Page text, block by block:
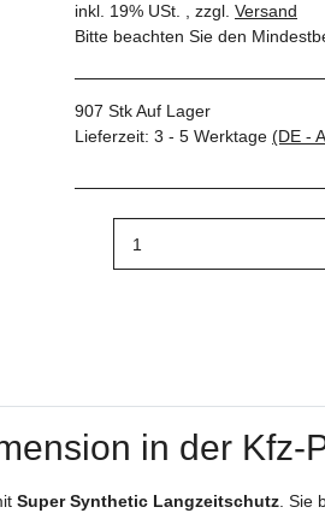
inkl. 19% USt. , zzgl. Versand
Bitte beachten Sie den
907 Stk Auf Lager
Lieferzeit: 3 - 5 Werktage (DE -
in der Kfz-
Super Synthetic Langzeitschutz. Sie